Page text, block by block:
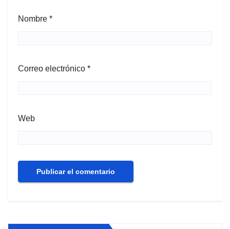
Nombre *
Correo electrónico *
Web